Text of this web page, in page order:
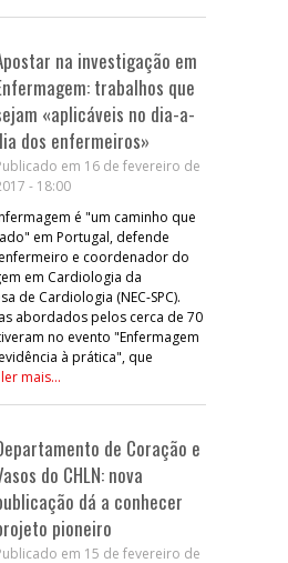
na investigação em
trabalhos que
«aplicáveis no dia-a-
dos enfermeiros»
em 16 de fevereiro de
- 18:00
é "um caminho que
em Portugal, defende
e coordenador do
em Cardiologia da
de Cardiologia (NEC-SPC).
abordados pelos cerca de 70
no evento "Enfermagem
à prática", que
ler mais...
de Coração e
do CHLN: nova
dá a conhecer
pioneiro
em 15 de fevereiro de